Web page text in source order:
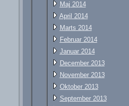
Maj 2014
April 2014
Marts 2014
Februar 2014
Januar 2014
December 2013
November 2013
Oktober 2013
September 2013